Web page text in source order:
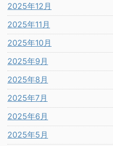
2025年12月
2025年11月
2025年10月
2025年9月
2025年8月
2025年7月
2025年6月
2025年5月